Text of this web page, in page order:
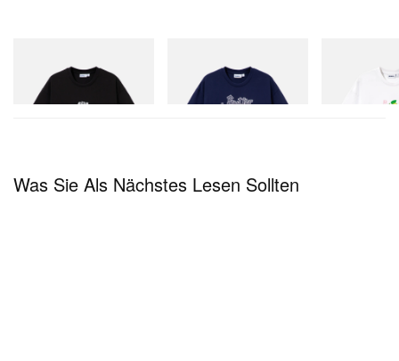
Vexed Tee
Jetzt einkaufen
Hammer Tee
Jetzt einkaufen
Was Sie Als Nächstes Lesen Sollten